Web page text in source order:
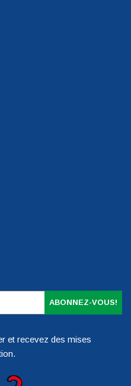
ABONNEZ-VOUS!
et recevez des mises